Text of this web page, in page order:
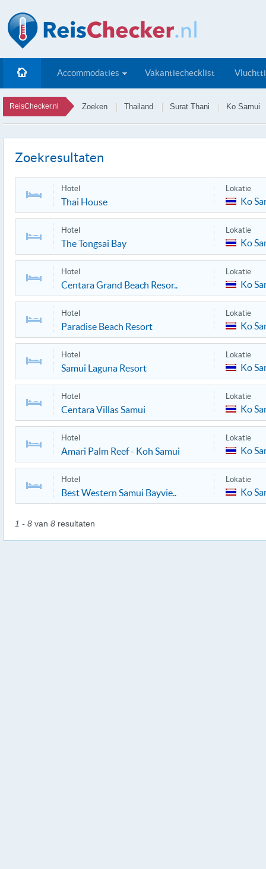
Accommodaties Vakantiechecklist
ReisChecker.nl Zoeken Thailand Surat Thani Ko Samui
Zoekresultaten
Hotel
Thai House
Lokatie
Ko
Hotel
The Tongsai Bay
Lokatie
Ko
Hotel
Centara Grand Beach Resor..
Lokatie
Ko
Hotel
Paradise Beach Resort
Lokatie
Ko
Hotel
Samui Laguna Resort
Lokatie
Ko
Hotel
Centara Villas Samui
Lokatie
Ko
Hotel
Amari Palm Reef - Koh Samui
Lokatie
Ko
Hotel
Best Western Samui Bayvie..
Lokatie
Ko
1 - 8 van 8 resultaten